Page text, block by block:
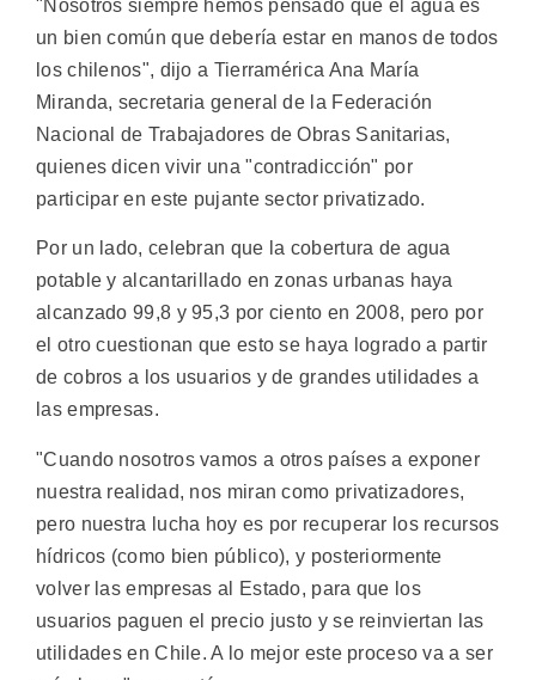
"Nosotros siempre hemos pensado que el agua es
un bien común que debería estar en manos de todos
los chilenos", dijo a Tierramérica Ana María
Miranda, secretaria general de la Federación
Nacional de Trabajadores de Obras Sanitarias,
quienes dicen vivir una "contradicción" por
participar en este pujante sector privatizado.
Por un lado, celebran que la cobertura de agua
potable y alcantarillado en zonas urbanas haya
alcanzado 99,8 y 95,3 por ciento en 2008, pero por
el otro cuestionan que esto se haya logrado a partir
de cobros a los usuarios y de grandes utilidades a
las empresas.
"Cuando nosotros vamos a otros países a exponer
nuestra realidad, nos miran como privatizadores,
pero nuestra lucha hoy es por recuperar los recursos
hídricos (como bien público), y posteriormente
volver las empresas al Estado, para que los
usuarios paguen el precio justo y se reinviertan las
utilidades en Chile. A lo mejor este proceso va a ser